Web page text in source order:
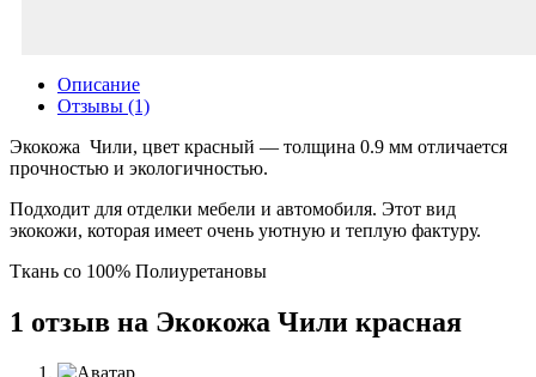
Описание
Отзывы (1)
Экокожа Чили, цвет красный — толщина 0.9 мм отличается
прочностью и экологичностью.
Подходит для отделки мебели и автомобиля. Этот вид
экокожи, которая имеет очень уютную и теплую фактуру.
Ткань со 100% Полиуретановы
1 отзыв на Экокожа Чили красная